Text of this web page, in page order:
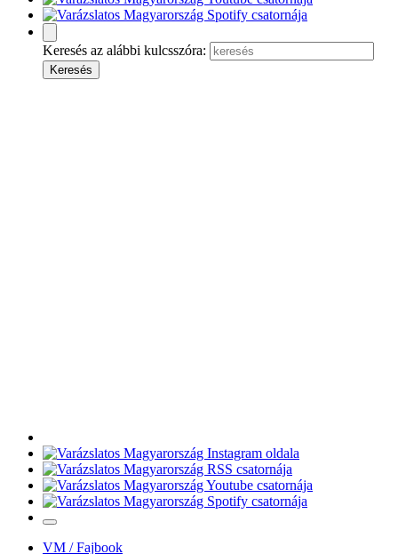
Keresés az alábbi kulcsszóra:
VM / Fajbook